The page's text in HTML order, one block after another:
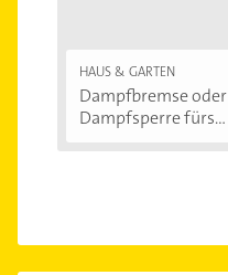
HAUS & GARTEN
Dampfbremse oder
Dampfsperre fürs...